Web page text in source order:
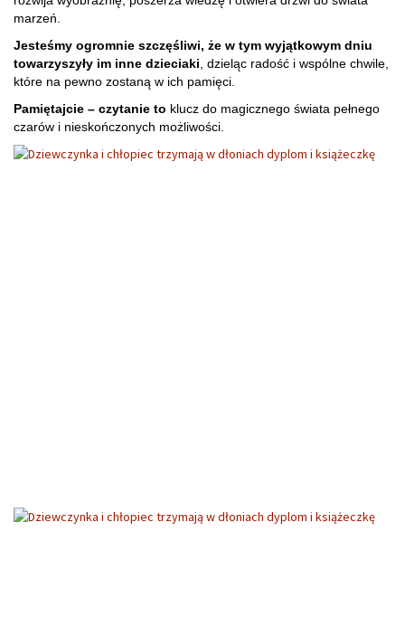
marzeń.
Jesteśmy ogromnie szczęśliwi, że w tym wyjątkowym dniu
towarzyszyły im inne dzieciaki , dzieląc radość i wspólne chwile,
które na pewno zostaną w ich pamięci.
Pamiętajcie – czytanie to klucz do magicznego świata pełnego
czarów i nieskończonych możliwości.